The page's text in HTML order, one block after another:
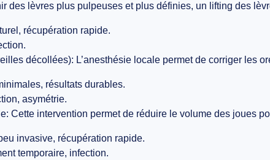
des lèvres plus pulpeuses et plus définies, un lifting des
récupération rapide.
décollées): L’anesthésie locale permet de corriger les
résultats durables.
asymétrie.
Cette intervention permet de réduire le volume des joues
invasive, récupération rapide.
temporaire, infection.